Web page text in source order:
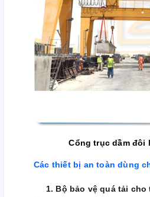
Cổng trục dầm đôi
Các thiết bị an toàn dùng
1. Bộ bảo vệ quá tải cho